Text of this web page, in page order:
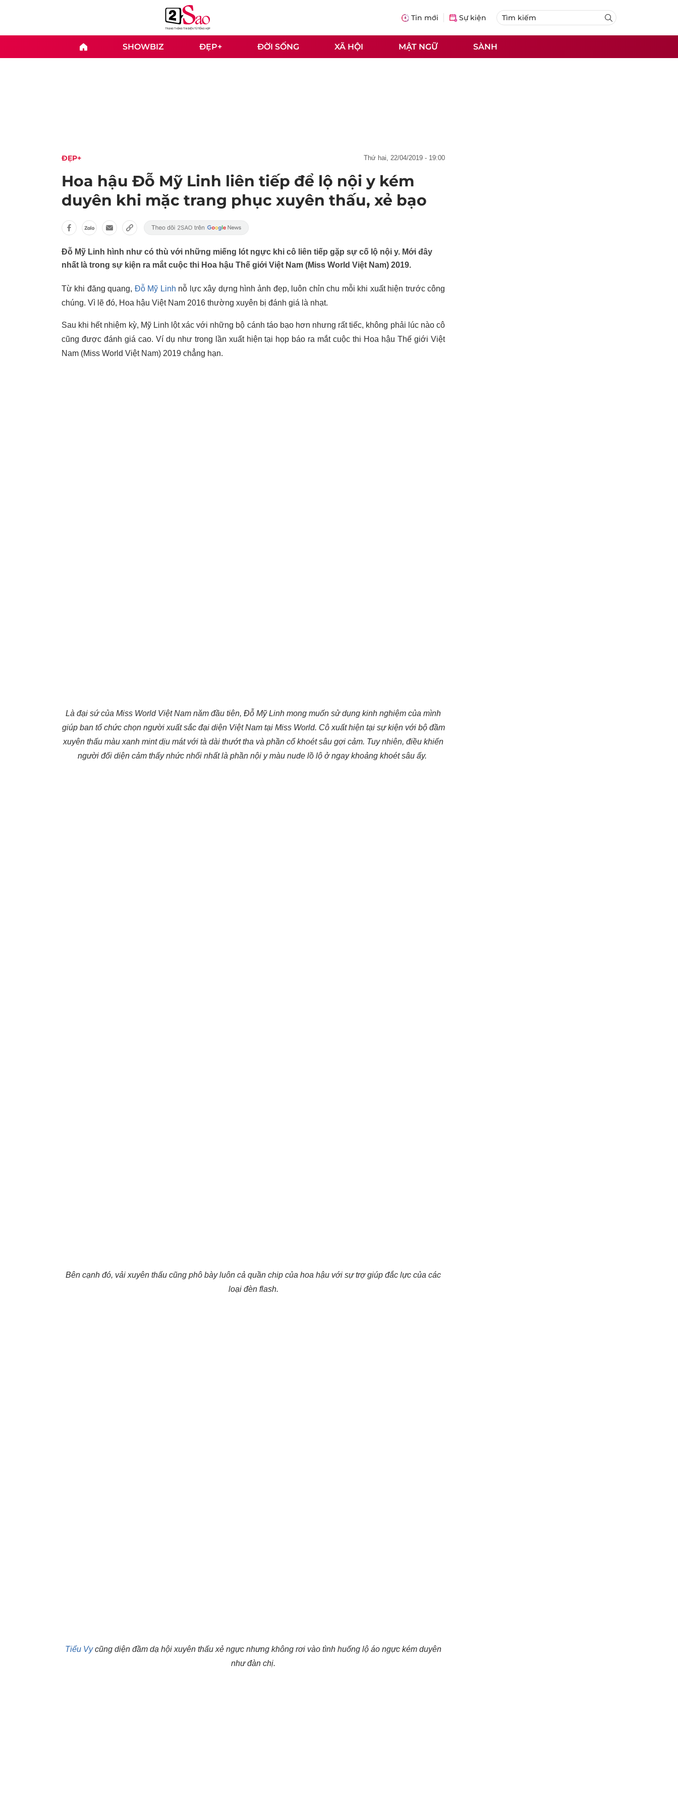
Tin mới Sự kiện
SHOWBIZ ĐẸP+ ĐỜI SỐNG XÃ HỘI MẬT NGỮ SÀNH
ĐẸP+ thứ hai, 22/04/2019 - 19:00
Hoa hậu Đỗ Mỹ Linh liên tiếp để lộ nội y kém
duyên khi mặc trang phục xuyên thấu, xẻ bạo
Đỗ Mỹ Linh hình như có thù với những miếng lót ngực khi cô liên tiếp gặp sự cố lộ nội y. Mới đây
nhất là trong sự kiện ra mắt cuộc thi Hoa hậu Thế giới Việt Nam (Miss World Việt Nam) 2019.
Từ khi đăng quang, Đỗ Mỹ Linh nỗ lực xây dựng hình ảnh đẹp, luôn chỉn chu mỗi khi xuất hiện trước công
chúng. Vì lẽ đó, Hoa hậu Việt Nam 2016 thường xuyên bị đánh giá là nhạt.
Sau khi hết nhiệm kỳ, Mỹ Linh lột xác với những bộ cánh táo bạo hơn nhưng rất tiếc, không phải lúc nào cô
cũng được đánh giá cao. Ví dụ như trong lần xuất hiện tại họp báo ra mắt cuộc thi Hoa hậu Thế giới Việt
Nam (Miss World Việt Nam) 2019 chẳng hạn.
Là đại sứ của Miss World Việt Nam năm đầu tiên, Đỗ Mỹ Linh mong muốn sử dụng kinh nghiệm của mình
giúp ban tổ chức chọn người xuất sắc đại diện Việt Nam tại Miss World. Cô xuất hiện tại sự kiện với bộ đầm
xuyên thấu màu xanh mint dịu mát với tà dài thướt tha và phần cổ khoét sâu gợi cảm. Tuy nhiên, điều khiến
người đối diện cảm thấy nhức nhối nhất là phần nội y màu nude lồ lộ ở ngay khoảng khoét sâu ấy.
Bên cạnh đó, vải xuyên thấu cũng phô bày luôn cả quần chip của hoa hậu với sự trợ giúp đắc lực của các
loại đèn flash.
Tiểu Vycũng diện đầm dạ hội xuyên thấu xẻ ngực nhưng không rơi vào tình huống lộ áo ngực kém duyên
như đàn chị.